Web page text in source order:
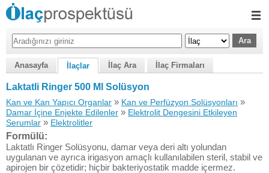
Anasayfa İlaçlar İlaç Ara İlaç Firmaları
Laktatli Ringer 500 Ml Solüsyon
Kan ve Kan Yapıcı Organlar » Kan ve Perfüzyon Solüsyonları »
Damar İçine Enjekte Edilenler » Elektrolit Dengesini Etkileyen
Serumlar » Elektrolitler
Formülü:
Laktatlı Ringer Solüsyonu, damar veya deri altı yolundan
uygulanan ve ayrıca irigasyon amaçlı kullanılabilen steril, stabil ve
apirojen bir çözetidir; hiçbir bakteriyostatik madde içermez.